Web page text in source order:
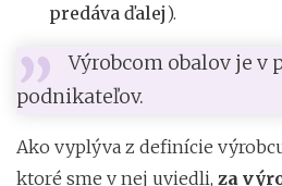
predáva ďalej).
Výrobcom obalov je v
podnikateľov.
Ako vyplýva z definície
ktoré sme v nej uviedli, za